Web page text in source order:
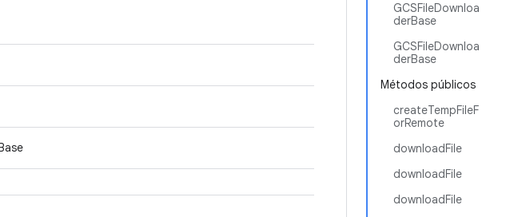
GCSFileDownloa
derBase
GCSFileDownloa
derBase
Métodos públicos
createTempFileF
orRemote
downloadFile
downloadFile
downloadFile